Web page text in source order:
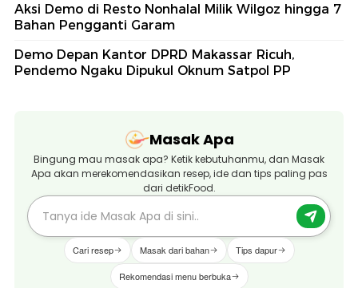
Aksi Demo di Resto Nonhalal Milik Wilgoz hingga 7
Bahan Pengganti Garam
Demo Depan Kantor DPRD Makassar Ricuh,
Pendemo Ngaku Dipukul Oknum Satpol PP
Masak Apa
Bingung mau masak apa? Ketik kebutuhanmu, dan Masak
Apa akan merekomendasikan resep, ide dan tips paling pas
dari detikFood.
Cari resep Masak dari bahan Tips dapur
Rekomendasi menu berbuka